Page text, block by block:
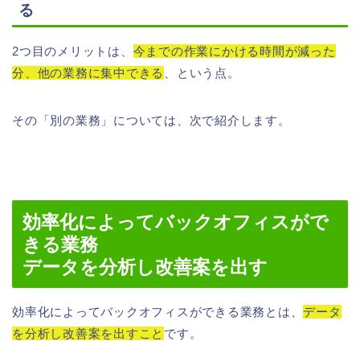
る
2つ目のメリットは、 今までの作業にかける時間が減った
分、他の業務に集中できる
、という点。
その「別の業務」については、次で紹介します。
効率化によってバックオフィスがで
きる業務
データを分析し改善案を出す
効率化によってバックオフィスができる業務とは、 データ
を分析し改善案を出すこと です。